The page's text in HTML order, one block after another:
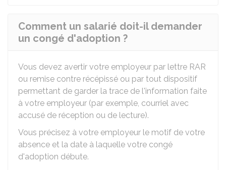
Comment un salarié doit-il demander
un congé d'adoption ?
Vous devez avertir votre employeur par lettre RAR
ou remise contre récépissé ou par tout dispositif
permettant de garder la trace de l'information faite
à votre employeur (par exemple, courriel avec
accusé de réception ou de lecture).
Vous précisez à votre employeur le motif de votre
absence et la date à laquelle votre congé
d'adoption débute.